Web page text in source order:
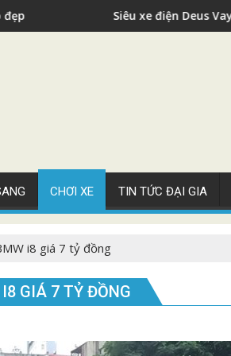
Deus Vayanne cho nhà giàu
CHƠI XE TIN TỨC ĐẠI GIA
i8 giá 7 tỷ đồng
GIÁ 7 TỶ ĐỒNG